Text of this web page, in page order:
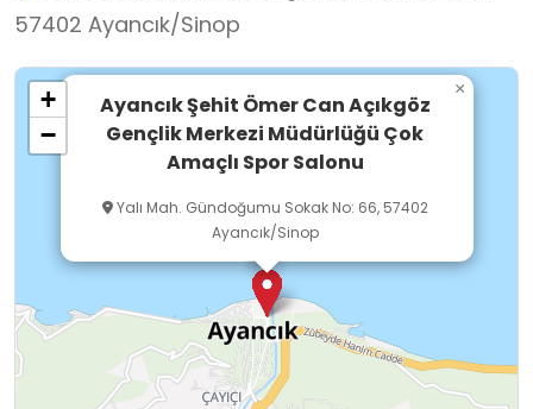
57402 Ayancık/Sinop
Ayancık Şehit Ömer Can Açıkgöz
Gençlik Merkezi Müdürlüğü Çok
Amaçlı Spor Salonu
Yalı Mah. Gündoğumu Sokak No: 66, 57402
Ayancık/Sinop
×
+
−